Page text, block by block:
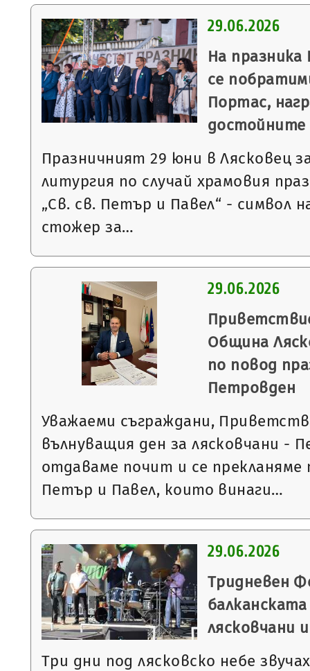
29.06.2026
На
се
Портас,
достойните
Празничният 29 юни в Лясковец
литургия по случай храмовия
„Св. св. Петър и Павел“ - символ
стожер за…
29.06.2026
Община
по повод
Петровден
Уважаеми съграждани,
вълнуващия ден за лясковчани -
отдаваме почит и се
Петър и Павел, които винаги…
29.06.2026
Тридневен
лясковчани
Три дни под лясковско небе